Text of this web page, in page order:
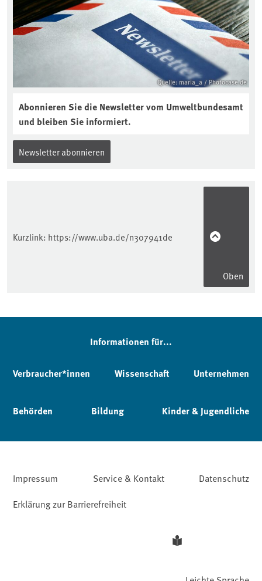
Quelle: maria_a / Photocase.de
Abonnieren Sie die Newsletter vom Umweltbundesamt
und bleiben Sie informiert.
Newsletter abonnieren
Kurzlink: https://www.uba.de/n307941de
Oben
Informationen für...
Verbraucher*innen Wissenschaft Unternehmen
Behörden Bildung Kinder & Jugendliche
Impressum Service & Kontakt
Datenschutz
Erklärung zur Barrierefreiheit